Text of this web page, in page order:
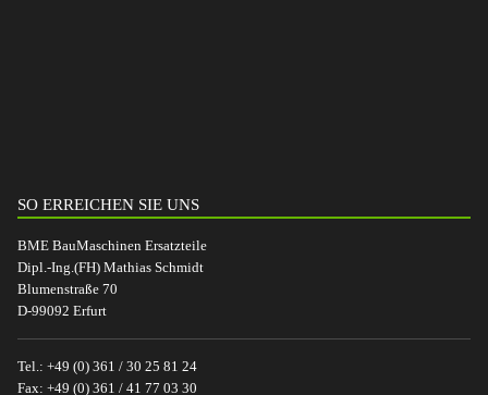
SO ERREICHEN SIE UNS
BME BauMaschinen Ersatzteile
Dipl.-Ing.(FH) Mathias Schmidt
Blumenstraße 70
D-99092 Erfurt
Tel.: +49 (0) 361 / 30 25 81 24
Fax: +49 (0) 361 / 41 77 03 30